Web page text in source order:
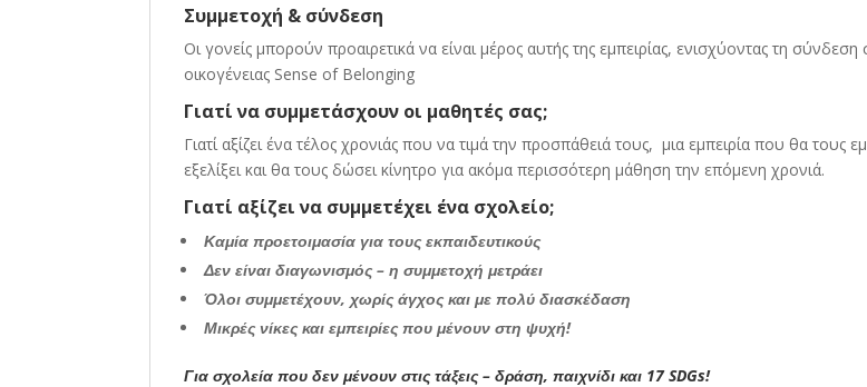
Συμμετοχή & σύνδεση
Οι γονείς μπορούν προαιρετικά να είναι μέρος αυτής της εμπειρίας, ενισχύοντας τη σύνδεση
οικογένειας Sense of Belonging
Γιατί να συμμετάσχουν οι μαθητές σας;
Γιατί αξίζει ένα τέλος χρονιάς που να τιμά την προσπάθειά τους, μια εμπειρία που θα τους
εξελίξει και θα τους δώσει κίνητρο για ακόμα περισσότερη μάθηση την επόμενη χρονιά.
Γιατί αξίζει να συμμετέχει ένα σχολείο;
Καμία προετοιμασία για τους εκπαιδευτικούς
Δεν είναι διαγωνισμός – η συμμετοχή μετράει
Όλοι συμμετέχουν, χωρίς άγχος και με πολύ διασκέδαση
Μικρές νίκες και εμπειρίες που μένουν στη ψυχή!
Για σχολεία που δεν μένουν στις τάξεις – δράση, παιχνίδι και 17 SDGs!